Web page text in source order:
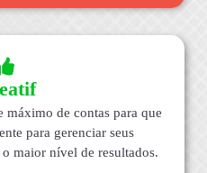
de contas para que
para gerenciar seus
maior nível de resultados.